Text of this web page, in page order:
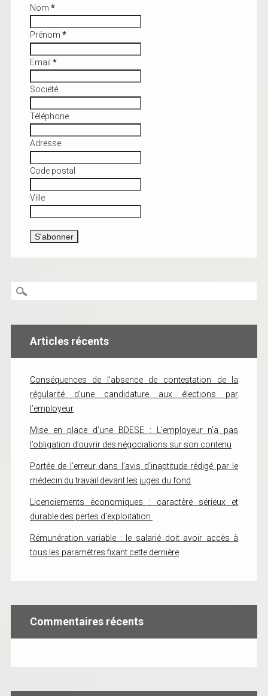
Nom *
Prénom *
Email *
Société
Téléphone
Adresse
Code postal
Ville
Articles récents
Conséquences de l’absence de contestation de la
régularité d’une candidature aux élections par
l’employeur
Mise en place d’une BDESE : L’employeur n’a pas
l’obligation d’ouvrir des négociations sur son contenu
Portée de l’erreur dans l’avis d’inaptitude rédigé par le
médecin du travail devant les juges du fond
Licenciements économiques : caractère sérieux et
durable des pertes d’exploitation
Rémunération variable : le salarié doit avoir accès à
tous les paramètres fixant cette dernière
Commentaires récents